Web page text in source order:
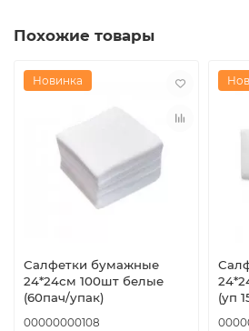
Похожие товары
Новинка
Салфетки бумажные
24*24см 100шт белые
(60пач/упак)
00000000108
(уп